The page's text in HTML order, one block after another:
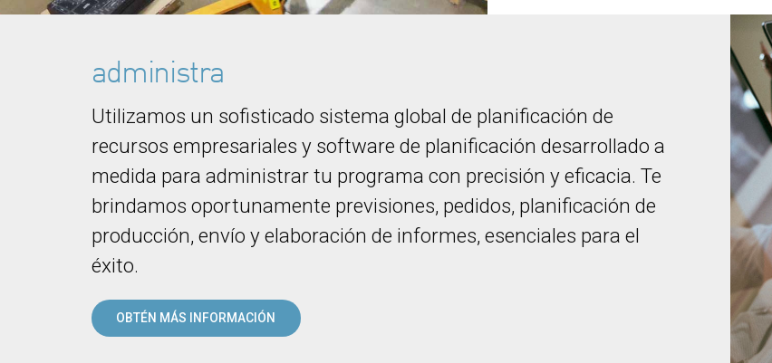
administra
Utilizamos un sofisticado sistema global de planificación de
recursos empresariales y software de planificación desarrollado a
medida para administrar tu programa con precisión y eficacia. Te
brindamos oportunamente previsiones, pedidos, planificación de
producción, envío y elaboración de informes, esenciales para el
éxito.
OBTÉN MÁS INFORMACIÓN